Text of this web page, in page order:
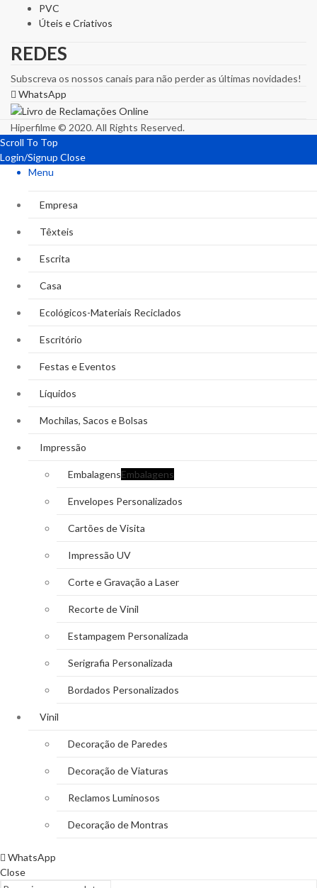
PVC
Úteis e Criativos
REDES
Subscreva os nossos canais para não perder as últimas novidades!
WhatsApp
Hiperfilme © 2020. All Rights Reserved.
Scroll To Top
Login/Signup Close
Menu
Empresa
Têxteis
Escrita
Casa
Ecológicos-Materiais Reciclados
Escritório
Festas e Eventos
Líquidos
Mochilas, Sacos e Bolsas
Impressão
EmbalagensEmbalagens
Envelopes Personalizados
Cartões de Visita
Impressão UV
Corte e Gravação a Laser
Recorte de Vinil
Estampagem Personalizada
Serigrafia Personalizada
Bordados Personalizados
Vinil
Decoração de Paredes
Decoração de Viaturas
Reclamos Luminosos
Decoração de Montras
WhatsApp
Close